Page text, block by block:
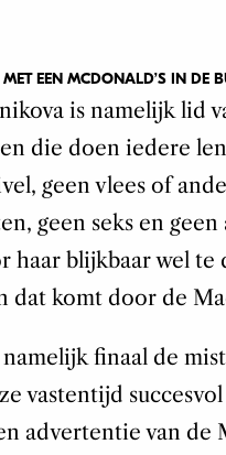
EEN MCDONALD’S IN DE
is namelijk lid
die doen iedere
geen vlees of
geen seks en
haar blijkbaar wel
dat komt door de
finaal de
vastentijd
advertentie van de